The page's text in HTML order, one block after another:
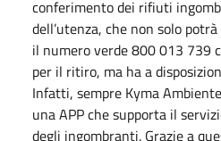
conferimento dei rifiuti
dell’utenza, che non solo
il numero verde 800 013 739
per il ritiro, ma ha a
Infatti, sempre Kyma Ambiente
una APP che supporta il
degli ingombranti. Grazie a